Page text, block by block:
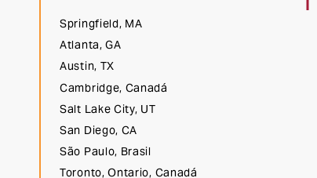
Springfield, MA
Atlanta, GA
Austin, TX
Cambridge, Canadá
Salt Lake City, UT
San Diego, CA
São Paulo, Brasil
Toronto, Ontario, Canadá